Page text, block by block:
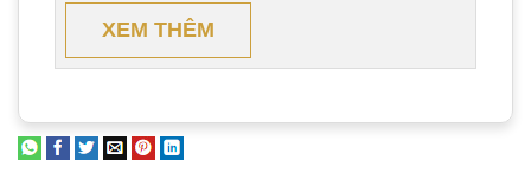
XEM THÊM